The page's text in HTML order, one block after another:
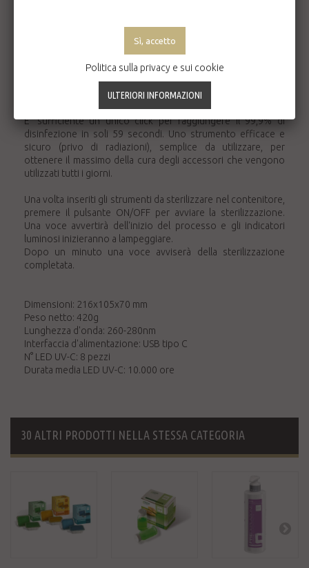
L'irradiazione con luce LED UV-C è un metodo di disinfezione
che utilizza luce ultravioletta (UV-C) a corta lunghezza d'onda
per uccidere o inattivare i microorganismi distruggendo gli
acidi nucleici e distruggendo il loro DNA, lasciandoli incapaci
di svolgere funzioni cellulari vitali.
La tecnologia di sterilizzazione UV-C è utilizzata in vari campi
E' sufficiente un unico click per raggiungere il 99,9% di
disinfezione in soli 59 secondi. Uno strumento efficace e
sicuro (privo di radiazioni), semplice da utilizzare, per
ottenere il massimo della cura degli accessori che vengono
utilizzati tutti i giorni.
Una volta inseriti gli strumenti da sterilizzare nel contenitore,
premere il pulsante ON/OFF per avviare la sterilizzazione.
Una voce avvertirà dell'inizio del processo e gli indicatori
luminosi inizieranno a lampeggiare.
Dopo un minuto una voce avviserà della sterilizzazione
completata.
Dimensioni: 216x105x70 mm
Peso netto: 420g
Lunghezza d'onda: 260-280nm
Interfaccia d'alimentazione: USB tipo C
N° LED UV-C: 8 pezzi
Durata media LED UV-C: 10.000 ore
30 ALTRI PRODOTTI NELLA STESSA CATEGORIA
Politica sulla privacy e sui cookie